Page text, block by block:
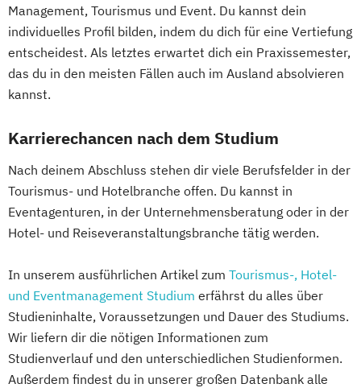
Management, Tourismus und Event. Du kannst dein
individuelles Profil bilden, indem du dich für eine Vertiefung
entscheidest. Als letztes erwartet dich ein Praxissemester,
das du in den meisten Fällen auch im Ausland absolvieren
kannst.
Karrierechancen nach dem Studium
Nach deinem Abschluss stehen dir viele Berufsfelder in der
Tourismus- und Hotelbranche offen. Du kannst in
Eventagenturen, in der Unternehmensberatung oder in der
Hotel- und Reiseveranstaltungsbranche tätig werden.
In unserem ausführlichen Artikel zum Tourismus-, Hotel-
und Eventmanagement Studium erfährst du alles über
Studieninhalte, Voraussetzungen und Dauer des Studiums.
Wir liefern dir die nötigen Informationen zum
Studienverlauf und den unterschiedlichen Studienformen.
Außerdem findest du in unserer großen Datenbank alle